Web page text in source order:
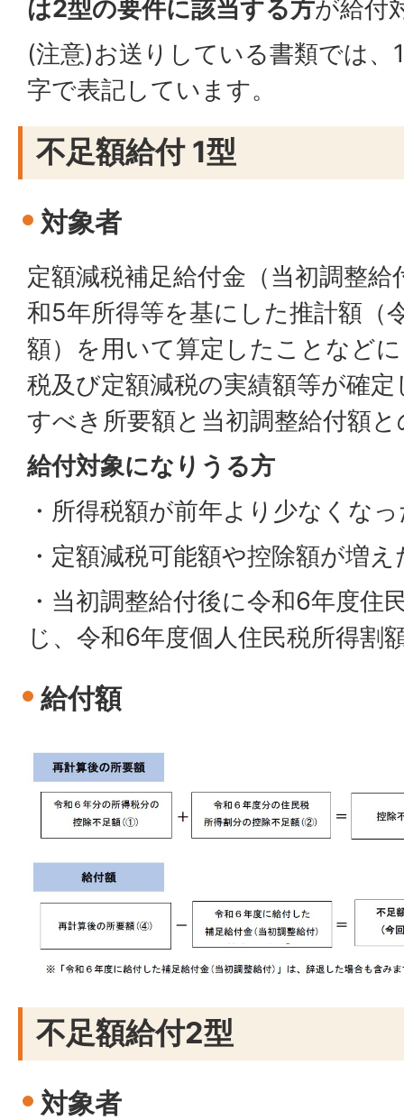
は2型の要件に該当する方が給付
(注意)お送りしている書類では、
字で表記しています。
不足額給付 1型
対象者
定額減税補足給付金（当初調整
和5年所得等を基にした推計額（
額）を用いて算定したことなど
税及び定額減税の実績額等が確
すべき所要額と当初調整給付額
給付対象になりうる方
・所得税額が前年より少なくな
・定額減税可能額や控除額が増え
・当初調整給付後に令和6年度住
じ、令和6年度個人住民税所得割
給付額
不足額給付2型
対象者